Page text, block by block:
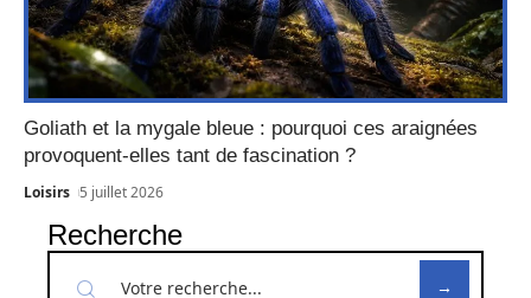
Goliath et la mygale bleue : pourquoi ces araignées
provoquent-elles tant de fascination ?
Loisirs 5 juillet 2026
Recherche